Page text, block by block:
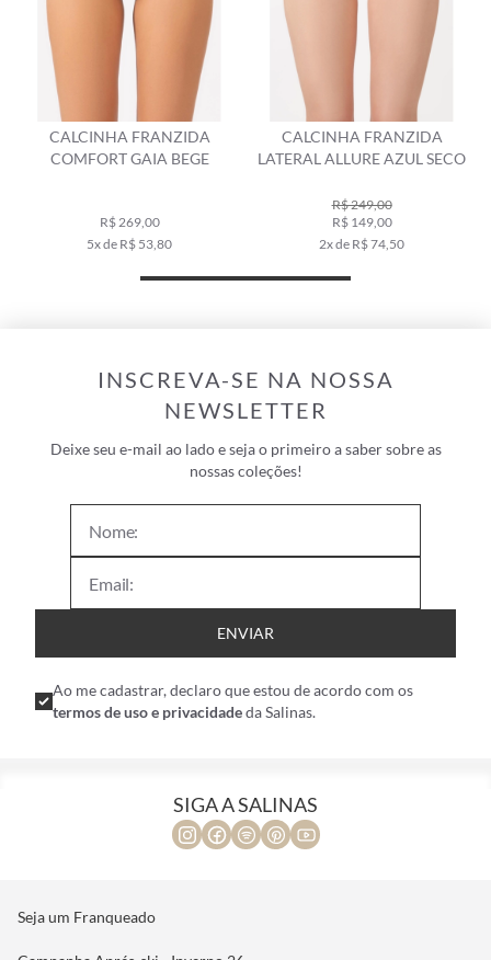
CALCINHA FRANZIDA
COMFORT GAIA BEGE
R$ 269,00
5x de R$ 53,80
CALCINHA FRANZIDA
LATERAL ALLURE AZUL SECO
R$ 249,00
R$ 149,00
2x de R$ 74,50
INSCREVA-SE NA NOSSA
NEWSLETTER
Deixe seu e-mail ao lado e seja o primeiro a saber sobre as
nossas coleções!
ENVIAR
Ao me cadastrar, declaro que estou de acordo com os
termos de uso e privacidadeda Salinas.
SIGA A SALINAS
Seja um Franqueado